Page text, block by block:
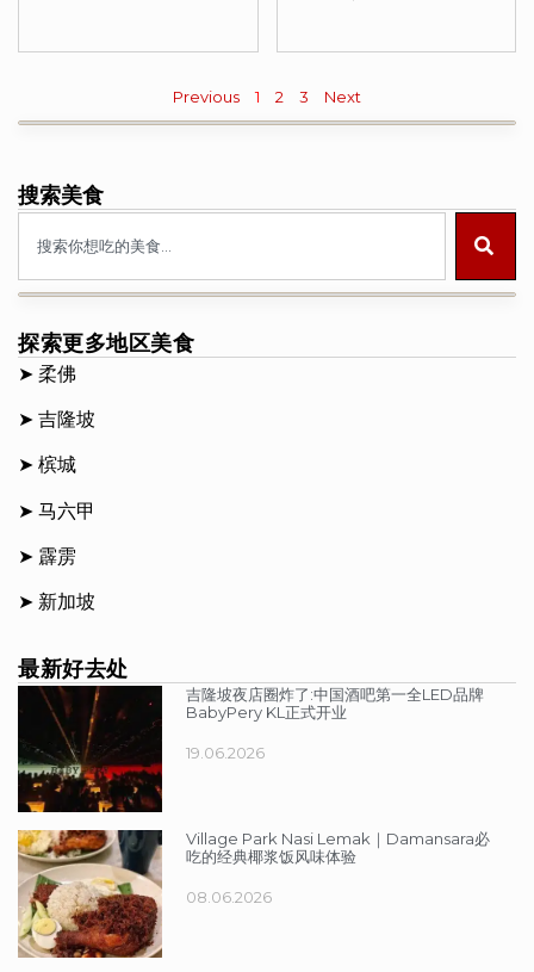
Previous 1 2 3 Next
搜索美食
探索更多地区美食
➤ 柔佛
➤ 吉隆坡
➤ 槟城
➤ 马六甲
➤ 霹雳
➤ 新加坡
最新好去处
吉隆坡夜店圈炸了:中国酒吧第一全LED品牌
BabyPery KL正式开业
19.06.2026
Village Park Nasi Lemak｜Damansara必
吃的经典椰浆饭风味体验
08.06.2026